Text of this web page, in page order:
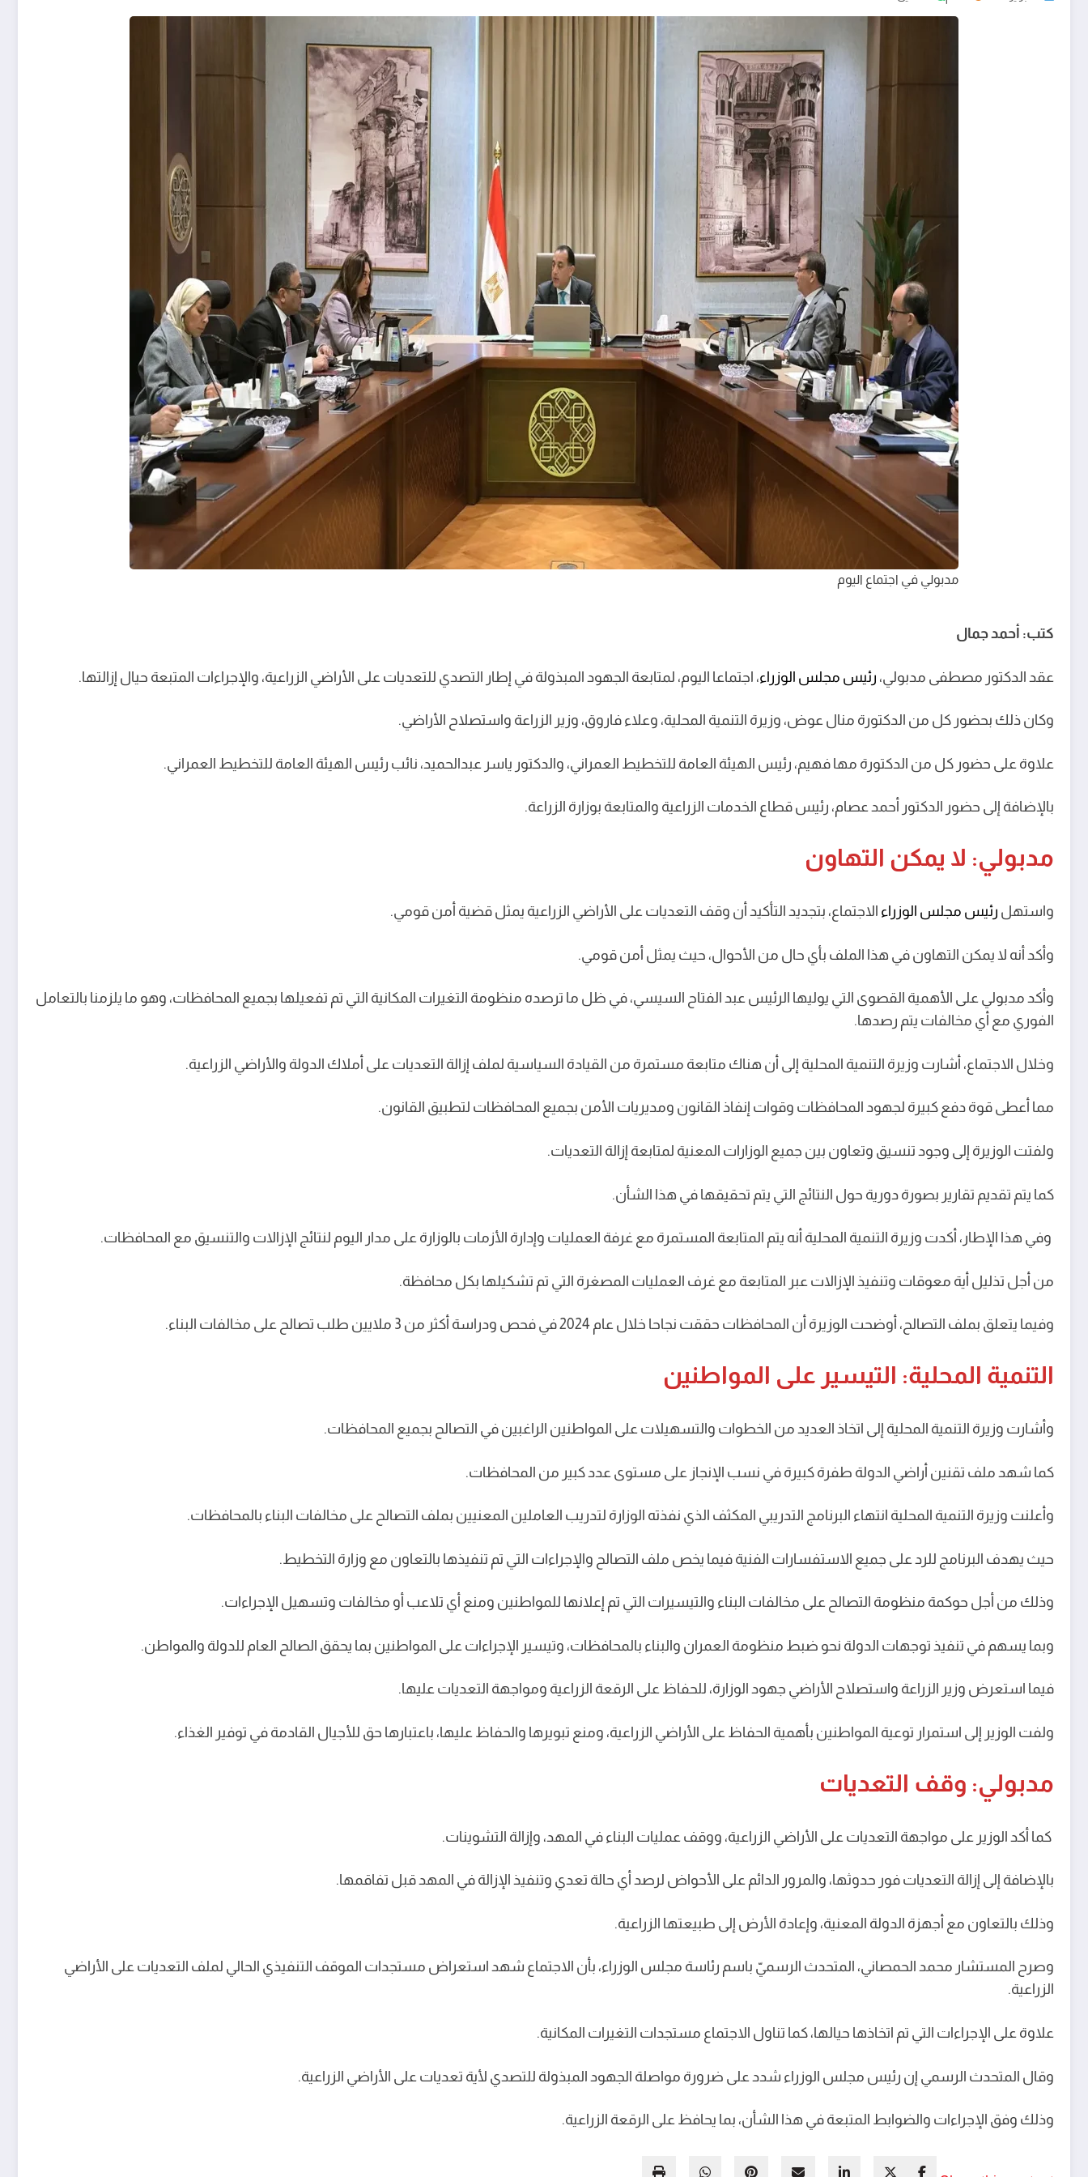
مدبولي في اجتماع اليوم
كتب: أحمد جمال
عقد الدكتور مصطفى مدبولي، رئيس مجلس الوزراء، اجتماعا اليوم، لمتابعة الجهود المبذولة في إطار التصدي للتعديات على الأراضي الزراعية، والإجراءات المتبعة حيال إزالتها.
وكان ذلك بحضور كل من الدكتورة منال عوض، وزيرة التنمية المحلية، وعلاء فاروق، وزير الزراعة واستصلاح الأراضي.
علاوة على حضور كل من الدكتورة مها فهيم، رئيس الهيئة العامة للتخطيط العمراني، والدكتور ياسر عبدالحميد، نائب رئيس الهيئة العامة للتخطيط العمراني.
بالإضافة إلى حضور الدكتور أحمد عصام، رئيس قطاع الخدمات الزراعية والمتابعة بوزارة الزراعة.
مدبولي: لا يمكن التهاون
واستهل رئيس مجلس الوزراء الاجتماع، بتجديد التأكيد أن وقف التعديات على الأراضي الزراعية يمثل قضية أمن قومي.
وأكد أنه لا يمكن التهاون في هذا الملف بأي حال من الأحوال، حيث يمثل أمن قومي.
وأكد مدبولي على الأهمية القصوى التي يوليها الرئيس عبد الفتاح السيسي، في ظل ما ترصده منظومة التغيرات المكانية التي تم تفعيلها بجميع المحافظات، وهو ما يلزمنا بالتعامل
الفوري مع أي مخالفات يتم رصدها.
وخلال الاجتماع، أشارت وزيرة التنمية المحلية إلى أن هناك متابعة مستمرة من القيادة السياسية لملف إزالة التعديات على أملاك الدولة والأراضي الزراعية.
مما أعطى قوة دفع كبيرة لجهود المحافظات وقوات إنفاذ القانون ومديريات الأمن بجميع المحافظات لتطبيق القانون.
ولفتت الوزيرة إلى وجود تنسيق وتعاون بين جميع الوزارات المعنية لمتابعة إزالة التعديات.
كما يتم تقديم تقارير بصورة دورية حول النتائج التي يتم تحقيقها في هذا الشأن.
وفي هذا الإطار، أكدت وزيرة التنمية المحلية أنه يتم المتابعة المستمرة مع غرفة العمليات وإدارة الأزمات بالوزارة على مدار اليوم لنتائج الإزالات والتنسيق مع المحافظات.
من أجل تذليل أية معوقات وتنفيذ الإزالات عبر المتابعة مع غرف العمليات المصغرة التي تم تشكيلها بكل محافظة.
وفيما يتعلق بملف التصالح، أوضحت الوزيرة أن المحافظات حققت نجاحا خلال عام 2024 في فحص ودراسة أكثر من 3 ملايين طلب تصالح على مخالفات البناء.
التنمية المحلية: التيسير على المواطنين
وأشارت وزيرة التنمية المحلية إلى اتخاذ العديد من الخطوات والتسهيلات على المواطنين الراغبين في التصالح بجميع المحافظات.
كما شهد ملف تقنين أراضي الدولة طفرة كبيرة في نسب الإنجاز على مستوى عدد كبير من المحافظات.
وأعلنت وزيرة التنمية المحلية انتهاء البرنامج التدريبي المكثف الذي نفذته الوزارة لتدريب العاملين المعنيين بملف التصالح على مخالفات البناء بالمحافظات.
حيث يهدف البرنامج للرد على جميع الاستفسارات الفنية فيما يخص ملف التصالح والإجراءات التي تم تنفيذها بالتعاون مع وزارة التخطيط.
وذلك من أجل حوكمة منظومة التصالح على مخالفات البناء والتيسيرات التي تم إعلانها للمواطنين ومنع أي تلاعب أو مخالفات وتسهيل الإجراءات.
وبما يسهم في تنفيذ توجهات الدولة نحو ضبط منظومة العمران والبناء بالمحافظات، وتيسير الإجراءات على المواطنين بما يحقق الصالح العام للدولة والمواطن.
فيما استعرض وزير الزراعة واستصلاح الأراضي جهود الوزارة، للحفاظ على الرقعة الزراعية ومواجهة التعديات عليها.
ولفت الوزير إلى استمرار توعية المواطنين بأهمية الحفاظ على الأراضي الزراعية، ومنع تبويرها والحفاظ عليها، باعتبارها حق للأجيال القادمة في توفير الغذاء.
مدبولي: وقف التعديات
كما أكد الوزير على مواجهة التعديات على الأراضي الزراعية، ووقف عمليات البناء في المهد، وإزالة التشوينات.
بالإضافة إلى إزالة التعديات فور حدوثها، والمرور الدائم على الأحواض لرصد أي حالة تعدي وتنفيذ الإزالة في المهد قبل تفاقمها.
وذلك بالتعاون مع أجهزة الدولة المعنية، وإعادة الأرض إلى طبيعتها الزراعية.
وصرح المستشار محمد الحمصاني، المتحدث الرسميّ باسم رئاسة مجلس الوزراء، بأن الاجتماع شهد استعراض مستجدات الموقف التنفيذي الحالي لملف التعديات على الأراضي
الزراعية.
علاوة على الإجراءات التي تم اتخاذها حيالها، كما تناول الاجتماع مستجدات التغيرات المكانية.
وقال المتحدث الرسمي إن رئيس مجلس الوزراء شدد على ضرورة مواصلة الجهود المبذولة للتصدي لأية تعديات على الأراضي الزراعية.
وذلك وفق الإجراءات والضوابط المتبعة في هذا الشأن، بما يحافظ على الرقعة الزراعية.